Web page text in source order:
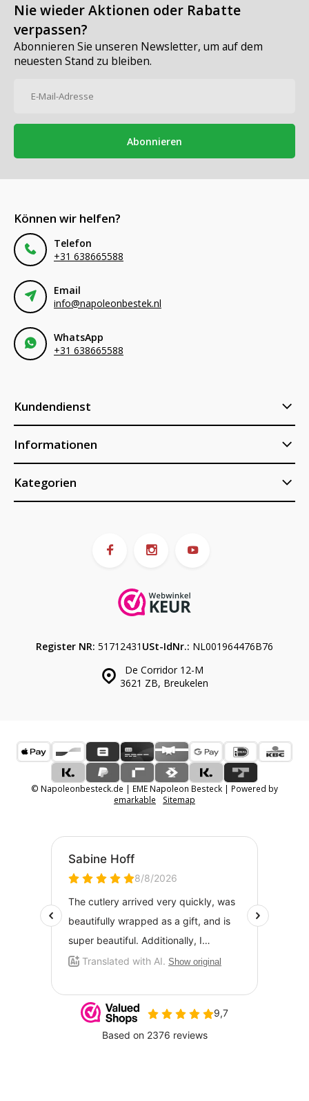
Nie wieder Aktionen oder Rabatte
verpassen?
Abonnieren Sie unseren Newsletter, um auf dem
neuesten Stand zu bleiben.
Abonnieren
Können wir helfen?
Telefon
+31 638665588
Email
info@napoleonbestek.nl
WhatsApp
+31 638665588
Kundendienst
Informationen
Kategorien
De Corridor 12-M
3621 ZB, Breukelen
Register NR: 51712431 USt-IdNr.: NL001964476B76
© Napoleonbesteck.de | EME Napoleon Besteck | Powered by
emarkable
Sitemap